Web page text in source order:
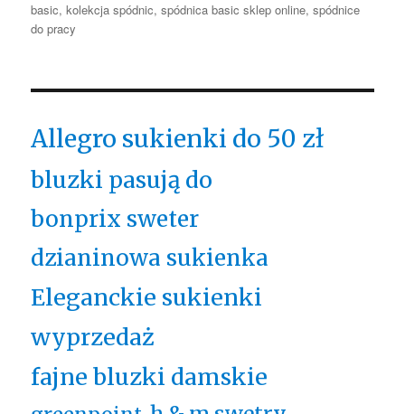
basic,kolekcja spódnic,spódnica basic sklep online,spódnice
do pracy
Allegro sukienki do 50 zł
bluzki pasują do
bonprix sweter
dzianinowa sukienka
Eleganckie sukienki
wyprzedaż
fajne bluzki damskie